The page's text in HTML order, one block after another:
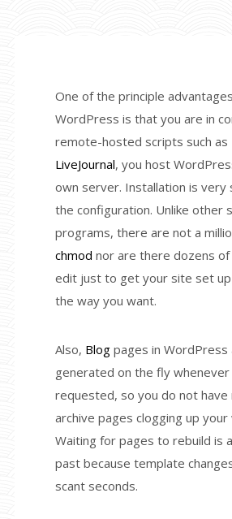
One of the principle
WordPress is that you are in
remote-hosted scripts such as
LiveJournal, you host
own server. Installation is very
the configuration. Unlike other
programs, there are not a
chmod nor are there dozens of
edit just to get your site set up
the way you want.
Also, Blog pages in WordPress
generated on the fly whenever
requested, so you do not have
archive pages clogging up your
Waiting for pages to rebuild is
past because template
scant seconds.